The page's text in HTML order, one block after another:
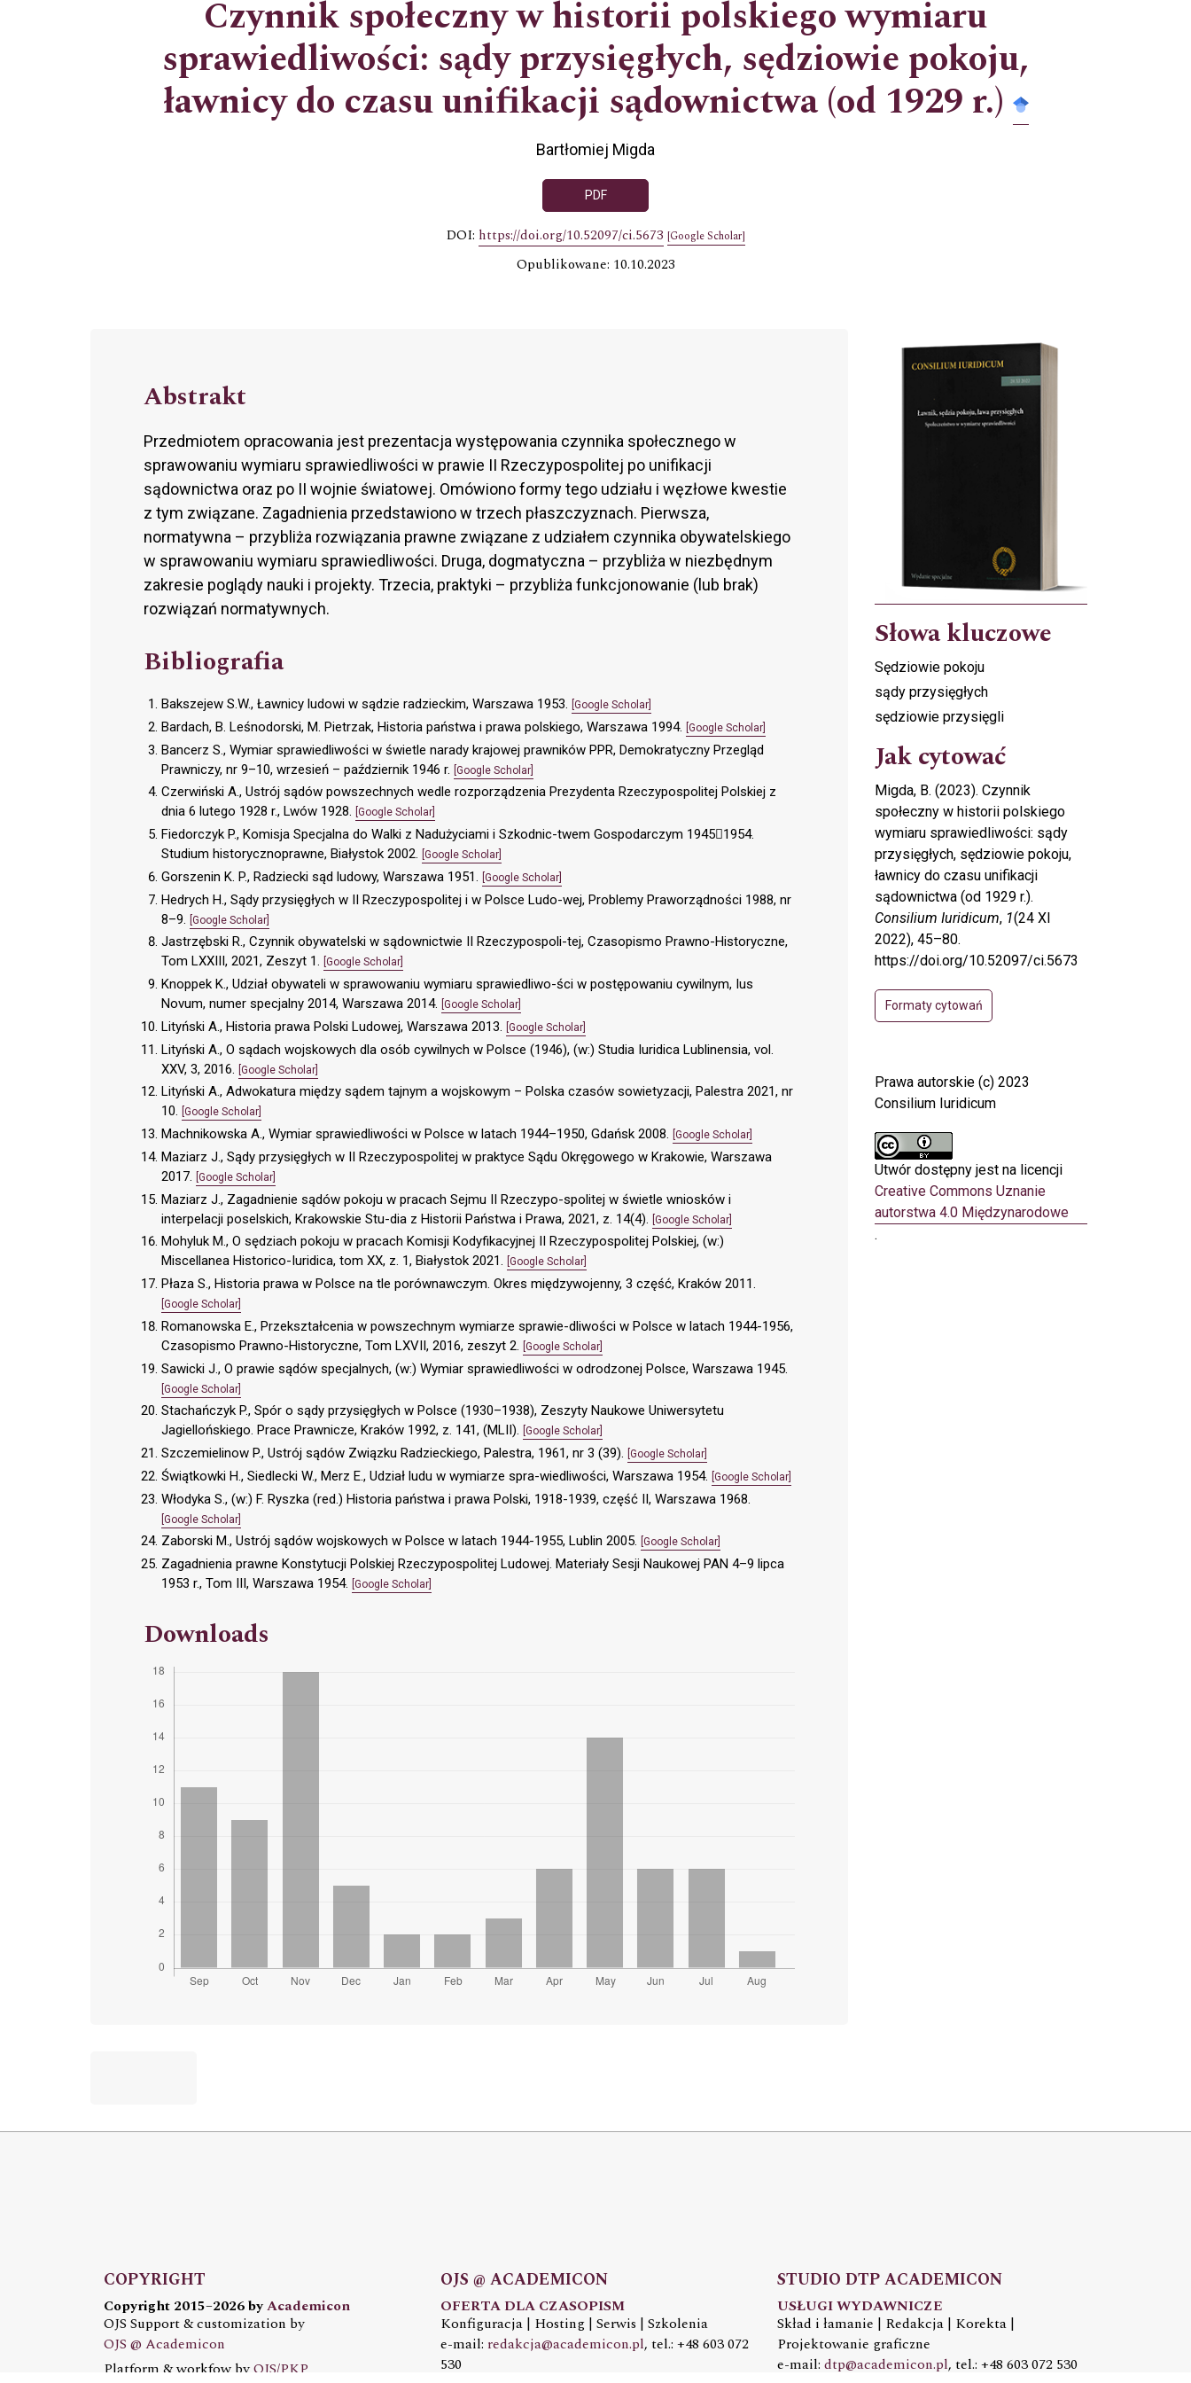
Czynnik społeczny w historii polskiego wymiaru
sprawiedliwości: sądy przysięgłych, sędziowie pokoju,
ławnicy do czasu unifikacji sądownictwa (od 1929 r.)
Bartłomiej Migda
PDF
DOI: https://doi.org/10.52097/ci.5673 [Google Scholar]
Opublikowane: 10.10.2023
Abstrakt
Przedmiotem opracowania jest prezentacja występowania czynnika społecznego w
sprawowaniu wymiaru sprawiedliwości w prawie II Rzeczypospolitej po unifikacji
sądownictwa oraz po II wojnie światowej. Omówiono formy tego udziału i węzłowe kwestie
z tym związane. Zagadnienia przedstawiono w trzech płaszczyznach. Pierwsza,
normatywna – przybliża rozwiązania prawne związane z udziałem czynnika obywatelskiego
w sprawowaniu wymiaru sprawiedliwości. Druga, dogmatyczna – przybliża w niezbędnym
zakresie poglądy nauki i projekty. Trzecia, praktyki – przybliża funkcjonowanie (lub brak)
rozwiązań normatywnych.
Bibliografia
Bakszejew S.W., Ławnicy ludowi w sądzie radzieckim, Warszawa 1953. [Google Scholar]
Bardach, B. Leśnodorski, M. Pietrzak, Historia państwa i prawa polskiego, Warszawa 1994. [Google Scholar]
Bancerz S., Wymiar sprawiedliwości w świetle narady krajowej prawników PPR, Demokratyczny Przegląd
Prawniczy, nr 9–10, wrzesień – październik 1946 r. [Google Scholar]
Czerwiński A., Ustrój sądów powszechnych wedle rozporządzenia Prezydenta Rzeczypospolitej Polskiej z
dnia 6 lutego 1928 r., Lwów 1928. [Google Scholar]
Fiedorczyk P., Komisja Specjalna do Walki z Nadużyciami i Szkodnic-twem Gospodarczym 19451954.
Studium historycznoprawne, Białystok 2002. [Google Scholar]
Gorszenin K. P., Radziecki sąd ludowy, Warszawa 1951. [Google Scholar]
Hedrych H., Sądy przysięgłych w II Rzeczypospolitej i w Polsce Ludo-wej, Problemy Praworządności 1988, nr
8–9. [Google Scholar]
Jastrzębski R., Czynnik obywatelski w sądownictwie II Rzeczypospoli-tej, Czasopismo Prawno-Historyczne,
Tom LXXIII, 2021, Zeszyt 1. [Google Scholar]
Knoppek K., Udział obywateli w sprawowaniu wymiaru sprawiedliwo-ści w postępowaniu cywilnym, Ius
Novum, numer specjalny 2014, Warszawa 2014. [Google Scholar]
Lityński A., Historia prawa Polski Ludowej, Warszawa 2013. [Google Scholar]
Lityński A., O sądach wojskowych dla osób cywilnych w Polsce (1946), (w:) Studia Iuridica Lublinensia, vol.
XXV, 3, 2016. [Google Scholar]
Lityński A., Adwokatura między sądem tajnym a wojskowym – Polska czasów sowietyzacji, Palestra 2021, nr
10. [Google Scholar]
Machnikowska A., Wymiar sprawiedliwości w Polsce w latach 1944–1950, Gdańsk 2008. [Google Scholar]
Maziarz J., Sądy przysięgłych w II Rzeczypospolitej w praktyce Sądu Okręgowego w Krakowie, Warszawa
2017. [Google Scholar]
Maziarz J., Zagadnienie sądów pokoju w pracach Sejmu II Rzeczypo-spolitej w świetle wniosków i
interpelacji poselskich, Krakowskie Stu-dia z Historii Państwa i Prawa, 2021, z. 14(4). [Google Scholar]
Mohyluk M., O sędziach pokoju w pracach Komisji Kodyfikacyjnej II Rzeczypospolitej Polskiej, (w:)
Miscellanea Historico-Iuridica, tom XX, z. 1, Białystok 2021. [Google Scholar]
Płaza S., Historia prawa w Polsce na tle porównawczym. Okres międzywojenny, 3 część, Kraków 2011.
[Google Scholar]
Romanowska E., Przekształcenia w powszechnym wymiarze sprawie-dliwości w Polsce w latach 1944-1956,
Czasopismo Prawno-Historyczne, Tom LXVII, 2016, zeszyt 2. [Google Scholar]
Sawicki J., O prawie sądów specjalnych, (w:) Wymiar sprawiedliwości w odrodzonej Polsce, Warszawa 1945.
[Google Scholar]
Stachańczyk P., Spór o sądy przysięgłych w Polsce (1930–1938), Zeszyty Naukowe Uniwersytetu
Jagiellońskiego. Prace Prawnicze, Kraków 1992, z. 141, (MLII). [Google Scholar]
Szczemielinow P., Ustrój sądów Związku Radzieckiego, Palestra, 1961, nr 3 (39). [Google Scholar]
Świątkowki H., Siedlecki W., Merz E., Udział ludu w wymiarze spra-wiedliwości, Warszawa 1954. [Google Scholar]
Włodyka S., (w:) F. Ryszka (red.) Historia państwa i prawa Polski, 1918-1939, część II, Warszawa 1968.
[Google Scholar]
Zaborski M., Ustrój sądów wojskowych w Polsce w latach 1944-1955, Lublin 2005. [Google Scholar]
Zagadnienia prawne Konstytucji Polskiej Rzeczypospolitej Ludowej. Materiały Sesji Naukowej PAN 4–9 lipca
1953 r., Tom III, Warszawa 1954. [Google Scholar]
Downloads
Cover image
Słowa kluczowe
Sędziowie pokoju
sądy przysięgłych
sędziowie przysięgli
Jak cytować
Migda, B. (2023). Czynnik
społeczny w historii polskiego
wymiaru sprawiedliwości: sądy
przysięgłych, sędziowie pokoju,
ławnicy do czasu unifikacji
sądownictwa (od 1929 r.).
Consilium Iuridicum, 1(24 XI
2022), 45–80.
https://doi.org/10.52097/ci.5673
Formaty cytowań
Prawa autorskie (c) 2023
Consilium Iuridicum
Utwór dostępny jest na licencji
Creative Commons Uznanie
autorstwa 4.0 Międzynarodowe
.
COPYRIGHT
Copyright 2015–2026 byAcademicon
OJS Support & customization by
OJS @ Academicon
Platform & workfow byOJS/PKP
OJS @ ACADEMICON
OFERTA DLA CZASOPISM
Konfiguracja | Hosting | Serwis | Szkolenia
e-mail: redakcja@academicon.pl, tel.: +48 603 072
530
STUDIO DTP ACADEMICON
USŁUGI WYDAWNICZE
Skład i łamanie | Redakcja | Korekta |
Projektowanie graficzne
e-mail: dtp@academicon.pl, tel.: +48 603 072 530